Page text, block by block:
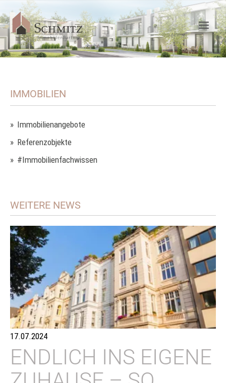
17.07.2024
ENDLICH INS EIGENE
IMMOBILIEN
Immobilienangebote
Referenzobjekte
#Immobilienfachwissen
WEITERE NEWS